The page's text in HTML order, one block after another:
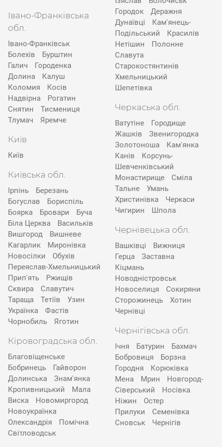
Івано-Франківська
обл.
Івано-Франківськ
Болехів
Бурштин
Галич
Городенка
Долина
Калуш
Коломия
Косів
Надвірна
Рогатин
Снятин
Тисмениця
Тлумач
Яремче
Київ
Київ
Київська обл.
Ірпінь
Березань
Богуслав
Бориспіль
Боярка
Бровари
Буча
Біла Церква
Васильків
Вишгород
Вишневе
Кагарлик
Миронівка
Новосілки
Обухів
Переяслав-Хмельницький
Прип'ять
Ржищів
Сквира
Славутич
Тараща
Тетіїв
Узин
Українка
Фастів
Чорнобиль
Яготин
Кіровоградська обл.
Благовіщенське
Бобринець
Гайворон
Долинська
Знам'янка
Кропивницький
Мала
Виска
Новомиргород
Новоукраїнка
Олександрія
Помічна
Світловодськ
Городок
Деражня
Дунаївці
Кам'янець-
Подільський
Красилів
Нетішин
Полонне
Славута
Старокостянтинів
Хмельницький
Шепетівка
Черкаська обл.
Ватутіне
Городище
Жашків
Звенигородка
Золотоноша
Кам'янка
Канів
Корсунь-
Шевченківський
Монастирище
Сміла
Тальне
Умань
Христинівка
Черкаси
Чигирин
Шпола
Чернівецька обл.
Вашківці
Вижниця
Герца
Заставна
Кіцмань
Новодністровськ
Новоселиця
Сокиряни
Сторожинець
Хотин
Чернівці
Чернігівська обл.
Ічня Батурин
Бахмач
Бобровиця
Борзна
Городня
Корюківка
Мена
Мрин
Новгород-
Сіверський
Носівка
Ніжин
Остер
Прилуки
Семенівка
Сновськ
Чернігів